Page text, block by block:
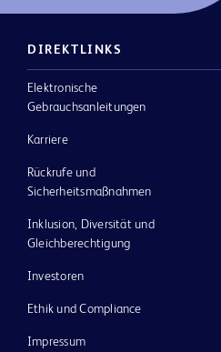
DIREKTLINKS
Elektronische
Gebrauchsanleitungen
Karriere
Rückrufe und
Sicherheitsmaßnahmen
Inklusion, Diversität und
Gleichberechtigung
Investoren
Ethik und Compliance
Impressum